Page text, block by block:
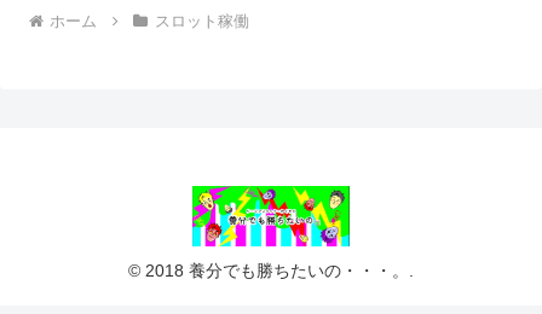
ホーム スロット稼働
© 2018 養分でも勝ちたいの・・・。.